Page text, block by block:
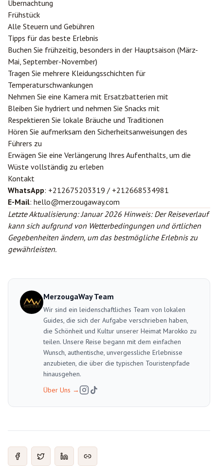
Übernachtung
Frühstück
Alle Steuern und Gebühren
Tipps für das beste Erlebnis
Buchen Sie frühzeitig, besonders in der Hauptsaison (März-
Mai, September-November)
Tragen Sie mehrere Kleidungsschichten für
Temperaturschwankungen
Nehmen Sie eine Kamera mit Ersatzbatterien mit
Bleiben Sie hydriert und nehmen Sie Snacks mit
Respektieren Sie lokale Bräuche und Traditionen
Hören Sie aufmerksam den Sicherheitsanweisungen des
Führers zu
Erwägen Sie eine Verlängerung Ihres Aufenthalts, um die
Wüste vollständig zu erleben
Kontakt
WhatsApp: +212675203319 / +212668534981
E-Mail: hello@merzougaway.com
Letzte Aktualisierung: Januar 2026 Hinweis: Der Reiseverlauf
kann sich aufgrund von Wetterbedingungen und örtlichen
Gegebenheiten ändern, um das bestmögliche Erlebnis zu
gewährleisten.
MerzougaWay Team
Wir sind ein leidenschaftliches Team von lokalen
Guides, die sich der Aufgabe verschrieben haben,
die Schönheit und Kultur unserer Heimat Marokko zu
teilen. Unsere Reise begann mit dem einfachen
Wunsch, authentische, unvergessliche Erlebnisse
anzubieten, die über die typischen Touristenpfade
hinausgehen.
Über Uns →